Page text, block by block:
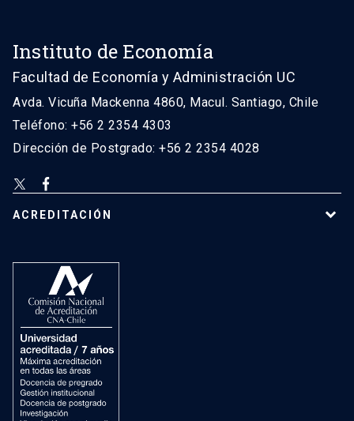
Instituto de Economía
Facultad de Economía y Administración UC
Avda. Vicuña Mackenna 4860, Macul. Santiago, Chile
Teléfono: +56 2 2354 4303
Dirección de Postgrado: +56 2 2354 4028
ACREDITACIÓN